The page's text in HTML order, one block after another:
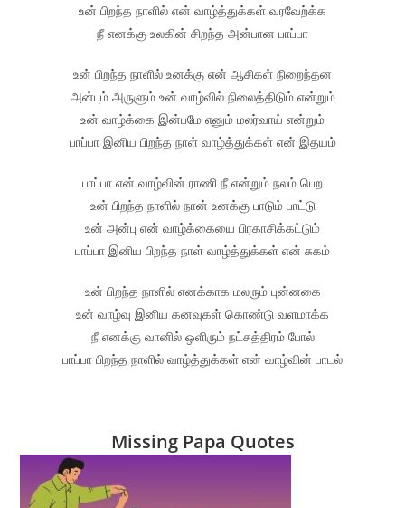
உன் பிறந்த நாளில் என் வாழ்த்துக்கள் வரவேற்க்க
நீ எனக்கு உலகின் சிறந்த அன்பான பாப்பா
உன் பிறந்த நாளில் உனக்கு என் ஆசிகள் நிறைந்தன
அன்பும் அருளும் உன் வாழ்வில் நிலைத்திடும் என்றும்
உன் வாழ்க்கை இன்பமே எனும் மலர்வாய் என்றும்
பாப்பா இனிய பிறந்த நாள் வாழ்த்துக்கள் என் இதயம்
பாப்பா என் வாழ்வின் ராணி நீ என்றும் நலம் பெற
உன் பிறந்த நாளில் நான் உனக்கு பாடும் பாட்டு
உன் அன்பு என் வாழ்க்கையை பிரகாசிக்கட்டும்
பாப்பா இனிய பிறந்த நாள் வாழ்த்துக்கள் என் சுகம்
உன் பிறந்த நாளில் எனக்காக மலரும் புன்னகை
உன் வாழ்வு இனிய கனவுகள் கொண்டு வளமாக்க
நீ எனக்கு வானில் ஒளிரும் நட்சத்திரம் போல்
பாப்பா பிறந்த நாளில் வாழ்த்துக்கள் என் வாழ்வின் பாடல்
Missing Papa Quotes